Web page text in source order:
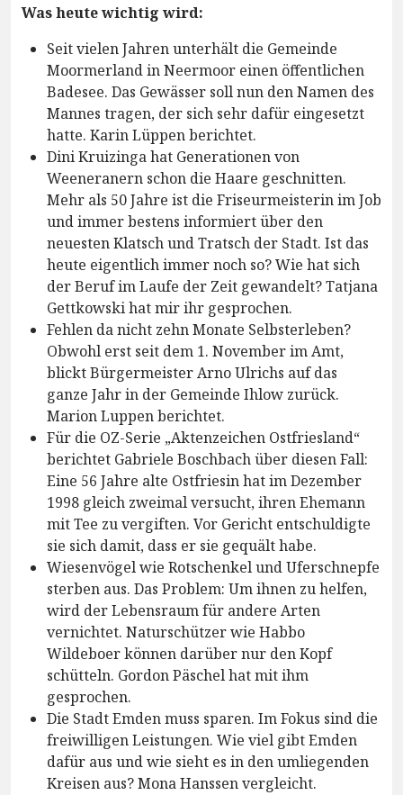
Was heute wichtig wird:
Seit vielen Jahren unterhält die Gemeinde
Moormerland in Neermoor einen öffentlichen
Badesee. Das Gewässer soll nun den Namen des
Mannes tragen, der sich sehr dafür eingesetzt
hatte. Karin Lüppen berichtet.
Dini Kruizinga hat Generationen von
Weeneranern schon die Haare geschnitten.
Mehr als 50 Jahre ist die Friseurmeisterin im Job
und immer bestens informiert über den
neuesten Klatsch und Tratsch der Stadt. Ist das
heute eigentlich immer noch so? Wie hat sich
der Beruf im Laufe der Zeit gewandelt? Tatjana
Gettkowski hat mir ihr gesprochen.
Fehlen da nicht zehn Monate Selbsterleben?
Obwohl erst seit dem 1. November im Amt,
blickt Bürgermeister Arno Ulrichs auf das
ganze Jahr in der Gemeinde Ihlow zurück.
Marion Luppen berichtet.
Für die OZ-Serie „Aktenzeichen Ostfriesland“
berichtet Gabriele Boschbach über diesen Fall:
Eine 56 Jahre alte Ostfriesin hat im Dezember
1998 gleich zweimal versucht, ihren Ehemann
mit Tee zu vergiften. Vor Gericht entschuldigte
sie sich damit, dass er sie gequält habe.
Wiesenvögel wie Rotschenkel und Uferschnepfe
sterben aus. Das Problem: Um ihnen zu helfen,
wird der Lebensraum für andere Arten
vernichtet. Naturschützer wie Habbo
Wildeboer können darüber nur den Kopf
schütteln. Gordon Päschel hat mit ihm
gesprochen.
Die Stadt Emden muss sparen. Im Fokus sind die
freiwilligen Leistungen. Wie viel gibt Emden
dafür aus und wie sieht es in den umliegenden
Kreisen aus? Mona Hanssen vergleicht.